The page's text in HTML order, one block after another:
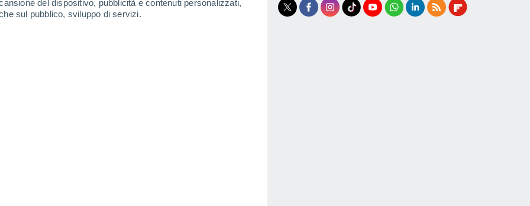
del dispositivo, pubblicità e contenuti personalizzati,
sul pubblico, sviluppo di servizi.
Castiglione dei Pepoli